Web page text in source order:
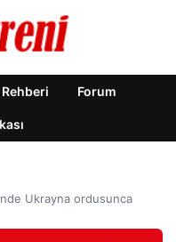
Forum
Ukrayna ordusunca